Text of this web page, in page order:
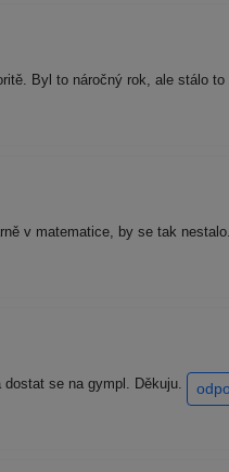
Byl to náročný rok, ale stálo to
v matematice, by se tak
se na gympl. Děkuju.